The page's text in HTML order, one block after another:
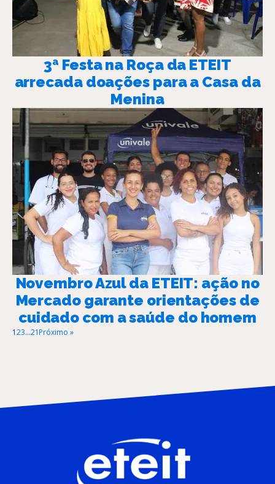
3ª Festa na Roça da ETEIT
arrecada doações para a Casa da
Menina
Novembro Azul da ETEIT: ação no
Mercado garante orientações de
cuidado com a saúde do homem
123…21Próximo »